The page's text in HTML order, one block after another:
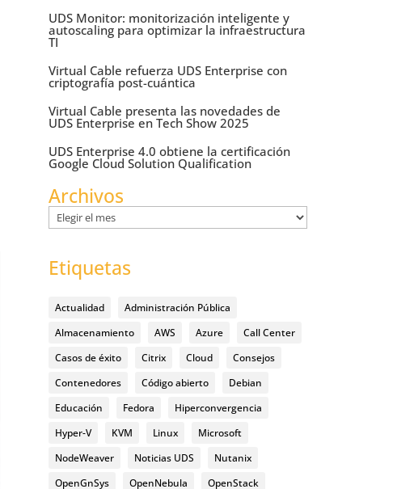
UDS Monitor: monitorización inteligente y
autoscaling para optimizar la infraestructura
TI
Virtual Cable refuerza UDS Enterprise con
criptografía post-cuántica
Virtual Cable presenta las novedades de
UDS Enterprise en Tech Show 2025
UDS Enterprise 4.0 obtiene la certificación
Google Cloud Solution Qualification
Archivos
Archivos
Etiquetas
Actualidad
Administración Pública
Almacenamiento
AWS Azure
Call Center
Casos de éxito
Citrix Cloud
Consejos
Contenedores
Código abierto
Debian
Educación
Fedora
Hiperconvergencia
Hyper-V
KVM Linux
Microsoft
NodeWeaver
Noticias UDS
Nutanix
OpenGnSys
OpenNebula
OpenStack